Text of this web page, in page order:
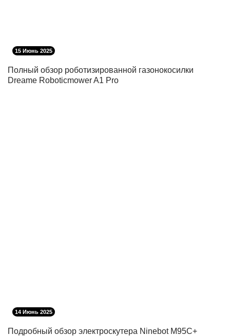
15 Июнь 2025
Полный обзор роботизированной газонокосилки
Dreame Roboticmower A1 Pro
14 Июнь 2025
Подробный обзор электроскутера Ninebot M95C+